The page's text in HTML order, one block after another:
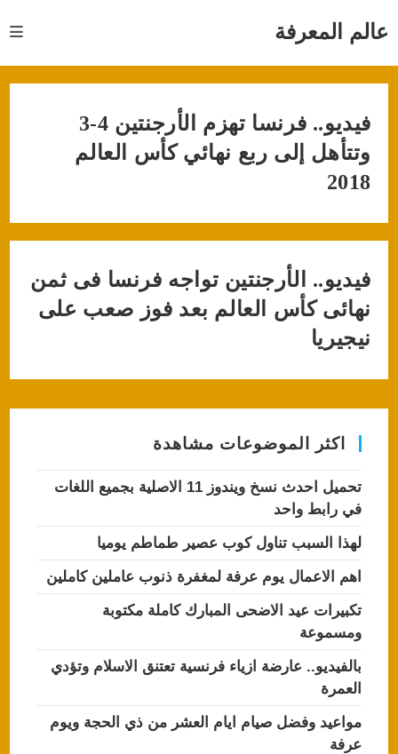
عالم المعرفة
فيديو.. فرنسا تهزم الأرجنتين 4-3
وتتأهل إلى ربع نهائي كأس العالم
2018
فيديو.. الأرجنتين تواجه فرنسا فى ثمن
نهائى كأس العالم بعد فوز صعب على
نيجيريا
اكثر الموضوعات مشاهدة
تحميل احدث نسخ ويندوز 11 الاصلية بجميع اللغات
في رابط واحد
لهذا السبب تناول كوب عصير طماطم يوميا
اهم الاعمال يوم عرفة لمغفرة ذنوب عاملين كاملين
تكبيرات عيد الاضحى المبارك كاملة مكتوبة
ومسموعة
بالفيديو.. عارضة ازياء فرنسية تعتنق الاسلام وتؤدي
العمرة
مواعيد وفضل صيام ايام العشر من ذي الحجة ويوم
عرفة